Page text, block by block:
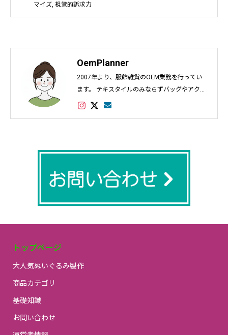
マイズ, 視覚的訴求力
OemPlanner
2007年より、服飾雑貨のOEM業務を行ってい
ます。 テキスタイルのみならずバッグやアクセ
サリー、インテリアなど幅広く対応し数多くの
トップページ
大人気ぬいぐるみ製作
商品カテゴリ
基礎知識
お問い合わせ